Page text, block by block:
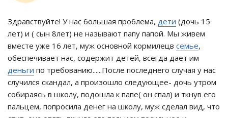
Здравствуйте! У нас большая проблема, дети (дочь 15
лет) и ( сын 8лет) не называют папу папой. Мы живем
вместе уже 16 лет, муж основной кормилецв семье,
обеспечивает нас, содержит детей, всегда дает им
деньги по требованию......После последнего случая у нас
случился скандал, а произошло следующее- дочь утром
собираясь в школу, подошла к папе( он спал) и ткнув его
пальцем, попросила денег на школу, муж сделал вид, что